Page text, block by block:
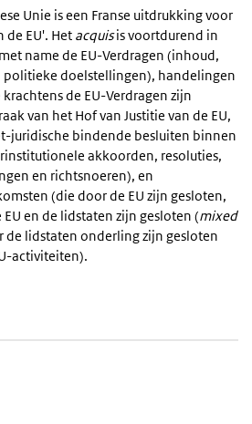
Unie is een Franse uitdrukking voor
de EU'. Het acquisis voortdurend in
name de EU-Verdragen (inhoud,
politieke doelstellingen), handelingen
de EU-Verdragen zijn
van het Hof van Justitie van de EU,
juridische bindende besluiten binnen
akkoorden, resoluties,
en richtsnoeren), en
(die door de EU zijn gesloten,
en de lidstaten zijn gesloten (mixed
de lidstaten onderling zijn gesloten
activiteiten).